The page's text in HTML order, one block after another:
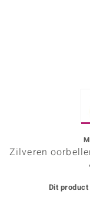
Zilveren
Dit